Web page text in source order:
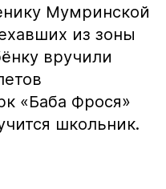
Мумринской
из зоны
вручили
«Баба Фрося»
школьник.